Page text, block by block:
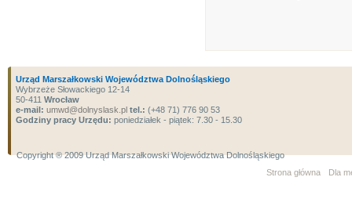
Urząd Marszałkowski Województwa Dolnośląskiego
Wybrzeże Słowackiego 12-14
50-411 Wrocław
e-mail: umwd@dolnyslask.pl tel.: (+48 71) 776 90 53
Godziny pracy Urzędu: poniedziałek - piątek: 7.30 - 15.30
Copyright ® 2009 Urząd Marszałkowski Województwa Dolnośląskiego
Strona główna
Dla